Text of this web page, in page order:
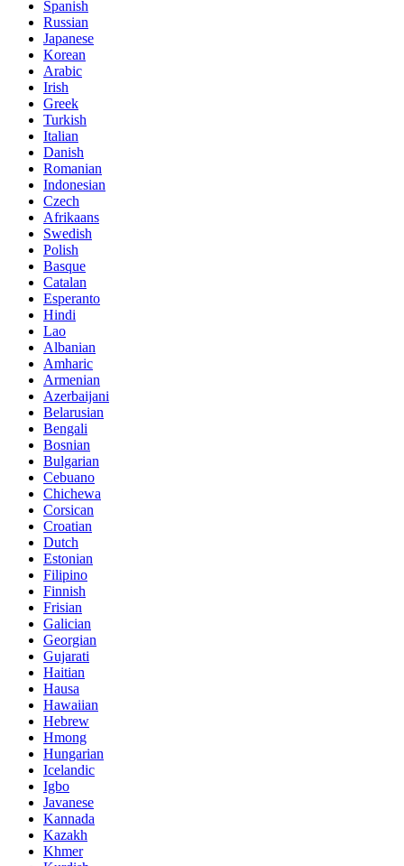
Spanish
Russian
Japanese
Korean
Arabic
Irish
Greek
Turkish
Italian
Danish
Romanian
Indonesian
Czech
Afrikaans
Swedish
Polish
Basque
Catalan
Esperanto
Hindi
Lao
Albanian
Amharic
Armenian
Azerbaijani
Belarusian
Bengali
Bosnian
Bulgarian
Cebuano
Chichewa
Corsican
Croatian
Dutch
Estonian
Filipino
Finnish
Frisian
Galician
Georgian
Gujarati
Haitian
Hausa
Hawaiian
Hebrew
Hmong
Hungarian
Icelandic
Igbo
Javanese
Kannada
Kazakh
Khmer